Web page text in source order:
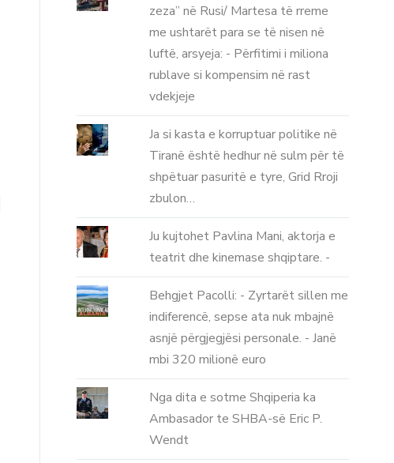
zeza” në Rusi/ Martesa të rreme
me ushtarët para se të nisen në
luftë, arsyeja: - Përfitimi i miliona
rublave si kompensim në rast
vdekjeje
Ja si kasta e korruptuar politike në
Tiranë është hedhur në sulm për të
shpëtuar pasuritë e tyre, Grid Rroji
zbulon…
Ju kujtohet Pavlina Mani, aktorja e
teatrit dhe kinemase shqiptare. -
Behgjet Pacolli: - Zyrtarët sillen me
indiferencë, sepse ata nuk mbajnë
asnjë përgjegjësi personale. - Janë
mbi 320 milionë euro
Nga dita e sotme Shqiperia ka
Ambasador te SHBA-së Eric P.
Wendt